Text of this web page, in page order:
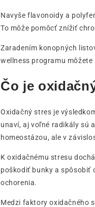
Navyše flavonoidy a
To môže pomôcť znížiť
Zaradením konopných
wellness programu
Čo je
Oxidačný stres je
unaví, aj voľné radikály sú
homeostázou, ale v
K oxidačnému stresu
poškodiť bunky a spôsobiť
ochorenia.
Medzi faktory oxidačného